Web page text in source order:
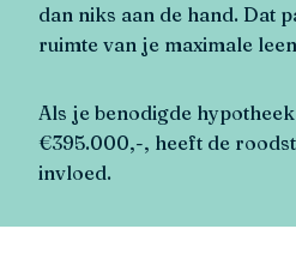
dan niks aan de hand. Dat
ruimte van je maximale
Als je benodigde
€395.000,-, heeft de
invloed.